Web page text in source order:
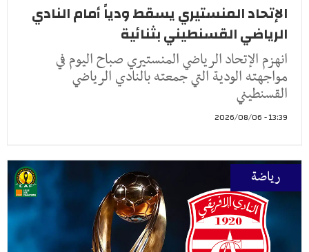
الإتحاد المنستيري يسقط ودياً أمام النادي
الرياضي القسنطيني بثنائية
انهزم الإتحاد الرياضي المنستيري صباح اليوم في
مواجهته الودية التي جمعته بالنادي الرياضي
القسنطيني
13:39 - 2026/08/06
رياضة